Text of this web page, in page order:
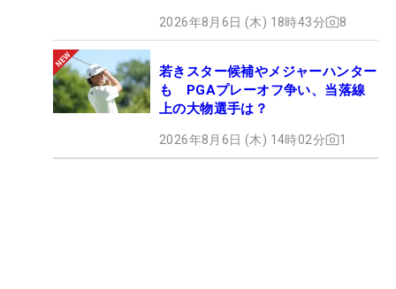
2026年8月6日 (木) 18時43分 8
若きスター候補やメジャーハンター
も PGAプレーオフ争い、当落線
上の大物選手は？
2026年8月6日 (木) 14時02分 1